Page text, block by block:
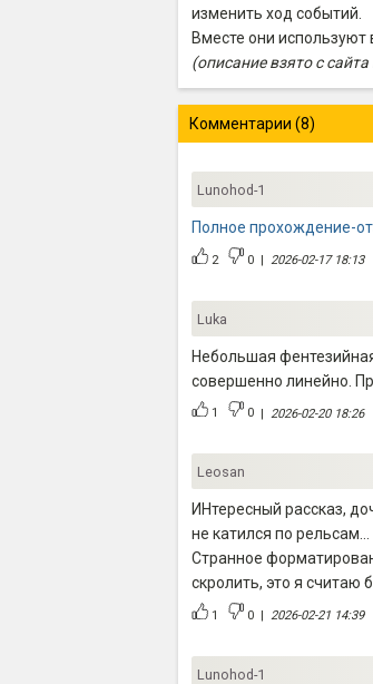
изменить ход событий.
Вместе они
(описание взято с
Комментарии (8)
Lunohod-1
Полное прохождение-
2 0 |2026-02-17 18:13
Luka
Небольшая
совершенно линейно.
1 0 | 2026-02-20 18:26
Leosan
ИНтересный рассказ,
не катился по рельсам…
Странное
скролить, это я считаю
1 0 |2026-02-21 14:39
Lunohod-1